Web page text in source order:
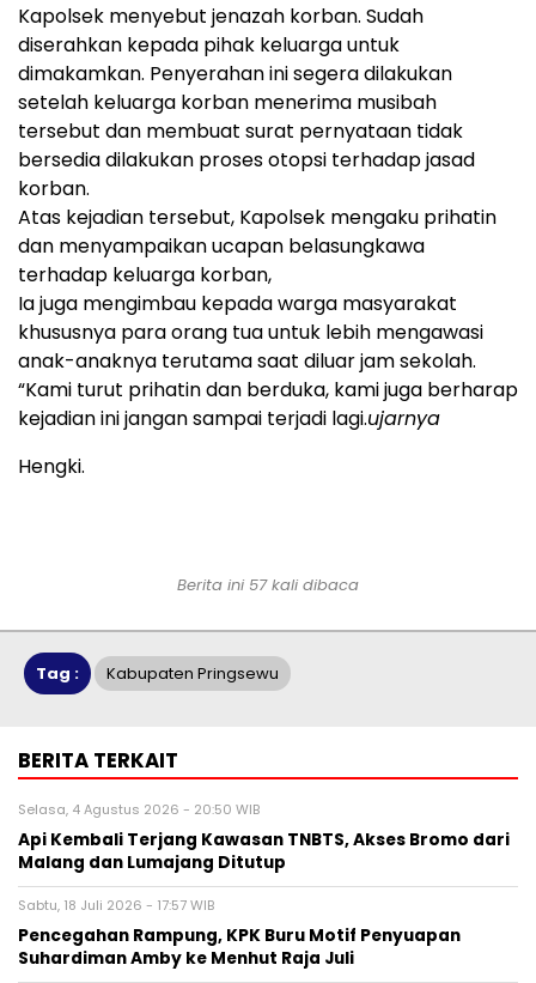
Kapolsek menyebut jenazah korban. Sudah
diserahkan kepada pihak keluarga untuk
dimakamkan. Penyerahan ini segera dilakukan
setelah keluarga korban menerima musibah
tersebut dan membuat surat pernyataan tidak
bersedia dilakukan proses otopsi terhadap jasad
korban.
Atas kejadian tersebut, Kapolsek mengaku prihatin
dan menyampaikan ucapan belasungkawa
terhadap keluarga korban,
Ia juga mengimbau kepada warga masyarakat
khususnya para orang tua untuk lebih mengawasi
anak-anaknya terutama saat diluar jam sekolah.
“Kami turut prihatin dan berduka, kami juga berharap
kejadian ini jangan sampai terjadi lagi.ujarnya
Hengki.
Berita ini 57 kali dibaca
Tag : Kabupaten Pringsewu
BERITA TERKAIT
Selasa, 4 Agustus 2026 - 20:50 WIB
Api Kembali Terjang Kawasan TNBTS, Akses Bromo dari
Malang dan Lumajang Ditutup
Sabtu, 18 Juli 2026 - 17:57 WIB
Pencegahan Rampung, KPK Buru Motif Penyuapan
Suhardiman Amby ke Menhut Raja Juli